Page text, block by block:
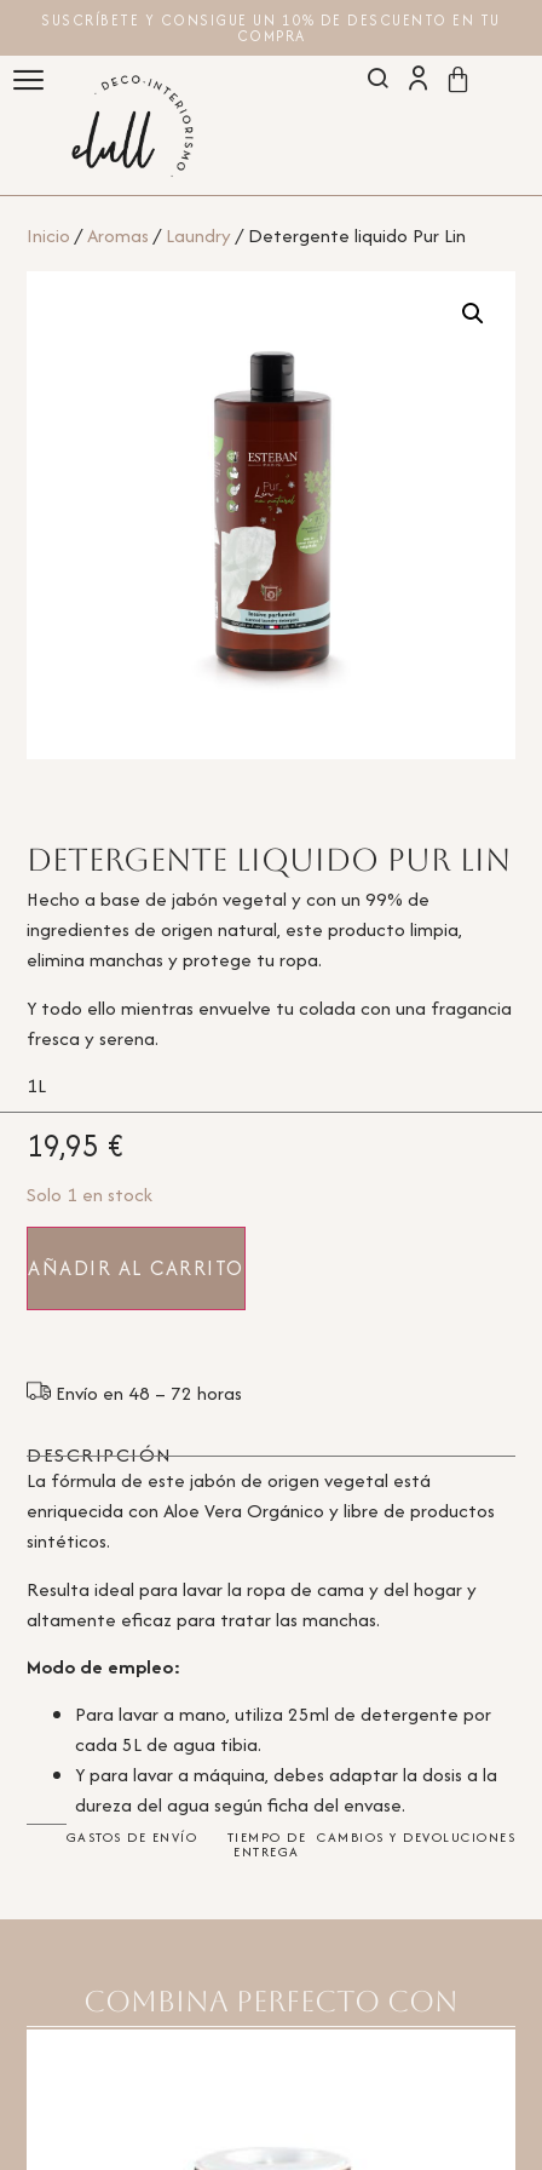
SUSCRÍBETE Y CONSIGUE UN 10% DE DESCUENTO EN TU
COMPRA
Inicio/Aromas/Laundry/ Detergente liquido Pur Lin
Detergente liquido Pur Lin
Hecho a base de jabón vegetal y con un 99% de
ingredientes de origen natural, este producto limpia,
elimina manchas y protege tu ropa.
Y todo ello mientras envuelve tu colada con una fragancia
fresca y serena.
1L
19,95 €
Solo 1 en stock
AÑADIR AL CARRITO
Envío en 48 – 72 horas
DESCRIPCIÓN
La fórmula de este jabón de origen vegetal está
enriquecida con Aloe Vera Orgánico y libre de productos
sintéticos.
Resulta ideal para lavar la ropa de cama y del hogar y
altamente eficaz para tratar las manchas.
Modo de empleo:
Para lavar a mano, utiliza 25ml de detergente por
cada 5L de agua tibia.
Y para lavar a máquina, debes adaptar la dosis a la
dureza del agua según ficha del envase.
GASTOS DE ENVÍO TIEMPO DE
ENTREGA
CAMBIOS Y DEVOLUCIONES
Combina perfecto con